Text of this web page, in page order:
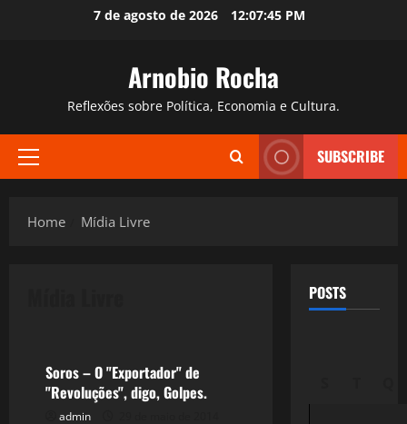
7 de agosto de 2026 12:07:46 PM
Arnobio Rocha
Reflexões sobre Política, Economia e Cultura.
Primary
SUBSCRIBE
Home Mídia Livre
Soros – O "Exportador" de
"Revoluções", digo, Golpes.
admin
POSTS